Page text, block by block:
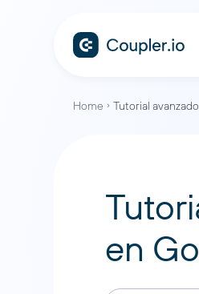
Home Tutorial
en